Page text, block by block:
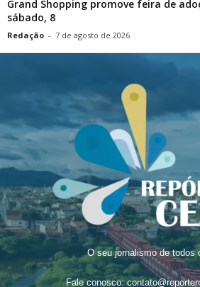
Grand Shopping promove feira de
sábado, 8
Redação - 7 de agosto de 2026
O seu jornalismo de todos
Fale conosco: